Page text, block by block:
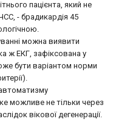
пацієнта, який не
- брадикардія 45
можна виявити
ж ЕКГ, зафіксована у
бути варіантом норми
можливе не тільки через
вікової дегенерації.